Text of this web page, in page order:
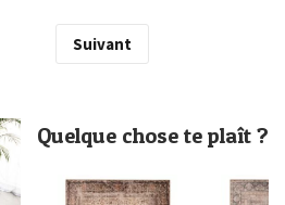
Suivant
Quelque chose te plaît ?